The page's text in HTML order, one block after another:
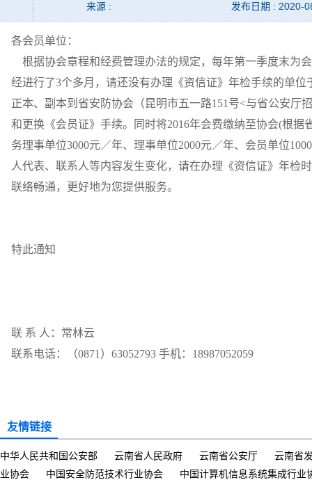
来源 : 发布日期 : 2020-
各会员单位：
根据协会章程和经费管理办法的规定，每年第一季度末为
经进行了3个多月，请还没有办理《资信证》年检手续的单
正本、副本到省安防协会（昆明市五一路151号<与省公安厅
和更换《会员证》手续。同时将2016年会费缴纳至协会(根
务理事单位3000元／年、理事单位2000元／年、会员单位
人代表、联系人等内容发生变化，请在办理《资信证》年检
联络畅通，更好地为您提供服务。
特此通知
联 系 人：常林云
联系电话：（0871）63052793 手机：18987052059
友情链接
中华人民共和国公安部 云南省人民政府 云南省公安厅
云南省
业协会
中国安全防范技术行业协会 中国计算机信息系统集成行业